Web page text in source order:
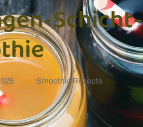
Schicht-
Smoothie Rezepte